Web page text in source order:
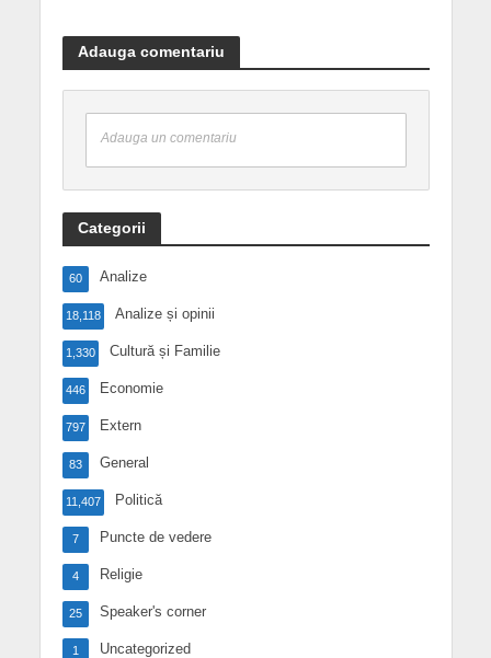
Adauga comentariu
Adauga un comentariu
Categorii
Analize
60
Analize și opinii
18,118
Cultură și Familie
1,330
Economie
446
Extern
797
General
83
Politică
11,407
Puncte de vedere
7
Religie
4
Speaker's corner
25
Uncategorized
1